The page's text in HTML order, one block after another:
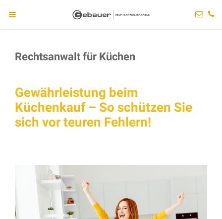
Rechtsanwalt für Küchen
Gewährleistung beim
Küchenkauf – So schützen Sie
sich vor teuren Fehlern!